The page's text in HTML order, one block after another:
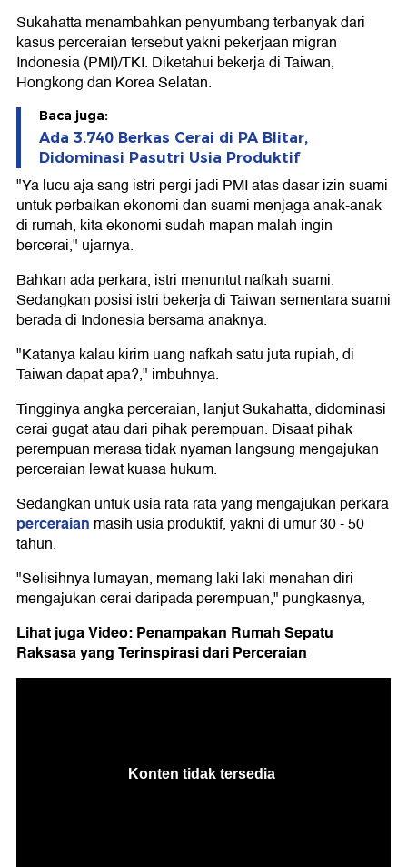
Sukahatta menambahkan penyumbang terbanyak dari
kasus perceraian tersebut yakni pekerjaan migran
Indonesia (PMI)/TKI. Diketahui bekerja di Taiwan,
Hongkong dan Korea Selatan.
Baca juga:
Ada 3.740 Berkas Cerai di PA Blitar,
Didominasi Pasutri Usia Produktif
"Ya lucu aja sang istri pergi jadi PMI atas dasar izin suami
untuk perbaikan ekonomi dan suami menjaga anak-anak
di rumah, kita ekonomi sudah mapan malah ingin
bercerai," ujarnya.
Bahkan ada perkara, istri menuntut nafkah suami.
Sedangkan posisi istri bekerja di Taiwan sementara suami
berada di Indonesia bersama anaknya.
"Katanya kalau kirim uang nafkah satu juta rupiah, di
Taiwan dapat apa?," imbuhnya.
Tingginya angka perceraian, lanjut Sukahatta, didominasi
cerai gugat atau dari pihak perempuan. Disaat pihak
perempuan merasa tidak nyaman langsung mengajukan
perceraian lewat kuasa hukum.
Sedangkan untuk usia rata rata yang mengajukan perkara
perceraian masih usia produktif, yakni di umur 30 - 50
tahun.
"Selisihnya lumayan, memang laki laki menahan diri
mengajukan cerai daripada perempuan," pungkasnya,
Lihat juga Video: Penampakan Rumah Sepatu
Raksasa yang Terinspirasi dari Perceraian